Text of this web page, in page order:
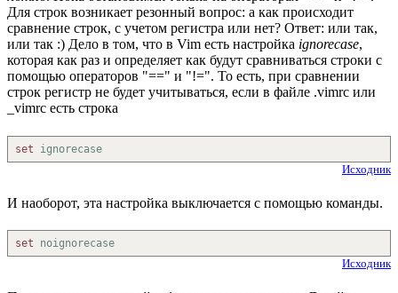
Для строк возникает резонный вопрос: а как происходит
сравнение строк, с учетом регистра или нет? Ответ: или так,
или так :) Дело в том, что в Vim есть настройка ignorecase,
которая как раз и определяет как будут сравниваться строки с
помощью операторов "==" и "!=". То есть, при сравнении
строк регистр не будет учитываться, если в файле .vimrc или
_vimrc есть строка
set ignorecase
Исходник
И наоборот, эта настройка выключается с помощью команды.
set noignorecase
Исходник